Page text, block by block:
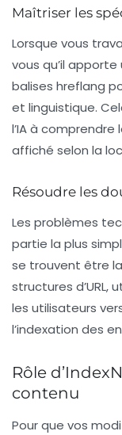
Maîtriser les
Lorsque vous
vous qu’il
balises hreflang
et linguistique.
l’IA à
affiché selon la
Résoudre les
Les problèmes
partie la plus
se trouvent être
structures d’URL,
les utilisateurs
l’indexation des
Rôle
contenu
Pour que vos